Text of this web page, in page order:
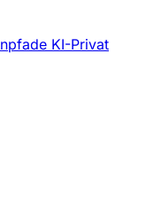
KI-Privat